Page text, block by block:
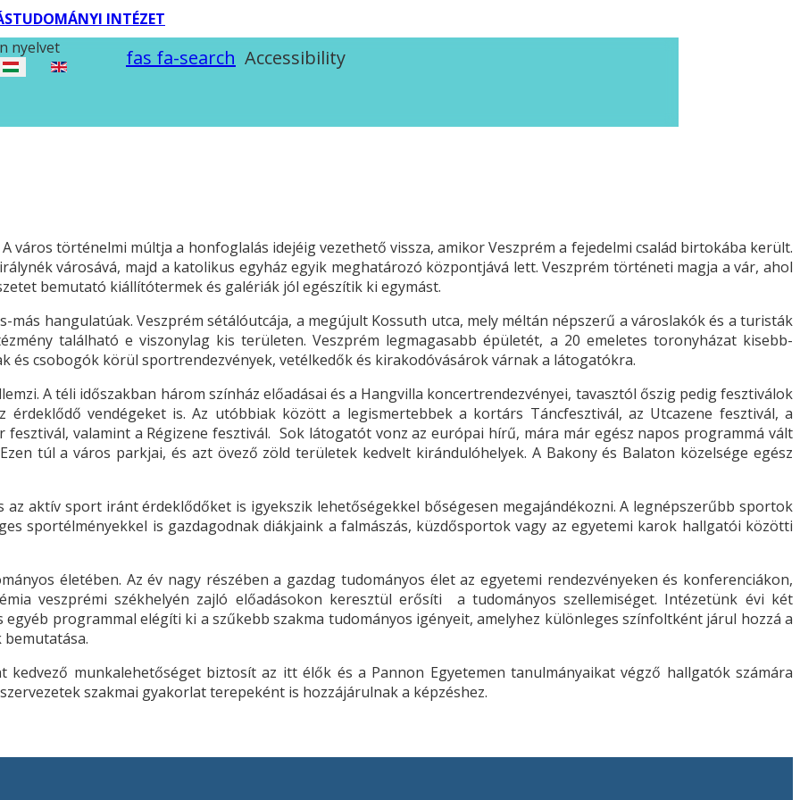
INTÉZET
nyelvet
fas fa-search Accessibility
város történelmi múltja a honfoglalás idejéig vezethető vissza, amikor Veszprém a fejedelmi család birtokába került.
városává, majd a katolikus egyház egyik meghatározó központjává lett. Veszprém történeti magja a vár, ahol
bemutató kiállítótermek és galériák jól egészítik ki egymást.
más hangulatúak. Veszprém sétálóutcája, a megújult Kossuth utca, mely méltán népszerű a városlakók és a turisták
található e viszonylag kis területen. Veszprém legmagasabb épületét, a 20 emeletes toronyházat kisebb-
és csobogók körül sportrendezvények, vetélkedők és kirakodóvásárok várnak a látogatókra.
A téli időszakban három színház előadásai és a Hangvilla koncertrendezvényei, tavasztól őszig pedig fesztiválok
vendégeket is. Az utóbbiak között a legismertebbek a kortárs Táncfesztivál, az Utcazene fesztivál, a
valamint a Régizene fesztivál. Sok látogatót vonz az európai hírű, mára már egész napos programmá vált
túl a város parkjai, és azt övező zöld területek kedvelt kirándulóhelyek. A Bakony és Balaton közelsége egész
aktív sport iránt érdeklődőket is igyekszik lehetőségekkel bőségesen megajándékozni. A legnépszerűbb sportok
sportélményekkel is gazdagodnak diákjaink a falmászás, küzdősportok vagy az egyetemi karok hallgatói közötti
életében. Az év nagy részében a gazdag tudományos élet az egyetemi rendezvényeken és konferenciákon,
veszprémi székhelyén zajló előadásokon keresztül erősíti a tudományos szellemiséget. Intézetünk évi két
programmal elégíti ki a szűkebb szakma tudományos igényeit, amelyhez különleges színfoltként járul hozzá a
munkalehetőséget biztosít az itt élők és a Pannon Egyetemen tanulmányaikat végző hallgatók számára
szakmai gyakorlat terepeként is hozzájárulnak a képzéshez.